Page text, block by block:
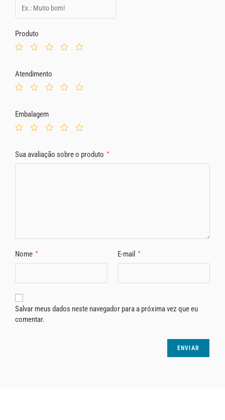
Produto
Atendimento
Embalagem
Sua avaliação sobre o produto *
Nome * E-mail *
Salvar meus dados neste navegador para a próxima vez que eu
comentar.